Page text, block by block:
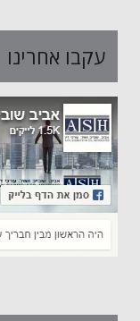
עקבו אחרינו